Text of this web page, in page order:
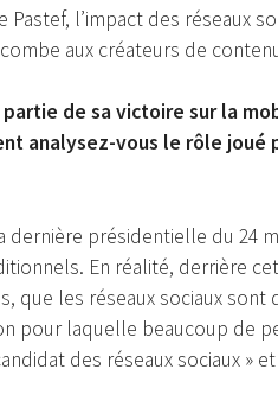
l’impact des réseaux
aux créateurs de
de sa victoire sur la
analysez-vous le rôle joué
présidentielle du 24
En réalité, derrière
que les réseaux sociaux
pour laquelle beaucoup de
des réseaux sociaux »